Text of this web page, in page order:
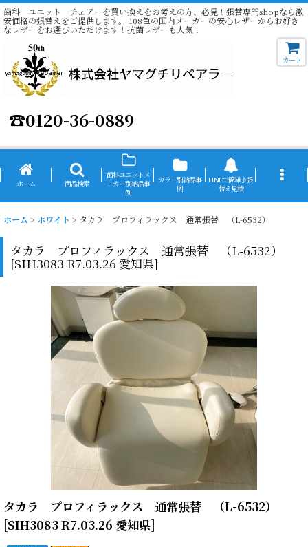
歯科 ユニット チェアーを買い換えをお考えの方、必見！張替専門shopなら激
安価格の張替えをご提供します。 108色の国内メーカーの安心レザーからお好き
なレザーをお選びいただけます！抗菌レザーも人気！
☎0120-36-0889
カート
ホーム 商品検索
歯科ユニットメ
ーカー別納品事
例
カラー別納品事
例
LINEで簡単♪張
替え見積
ホーム > ホワイト > タカラ プロフィラックス 通常張替 （L-6532）
タカラ プロフィラックス 通常張替 （L-6532）
[SIH3083 R7.03.26 愛知県]
タカラ プロフィラックス 通常張替 （L-6532）
[SIH3083 R7.03.26 愛知県]